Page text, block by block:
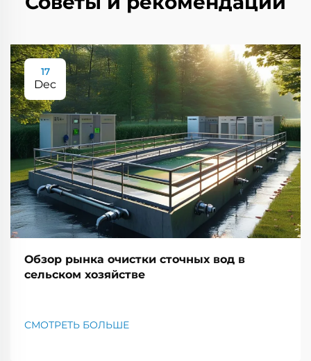
17
Dec
Обзор рынка очистки сточных вод в
сельском хозяйстве
СМОТРЕТЬ БОЛЬШЕ